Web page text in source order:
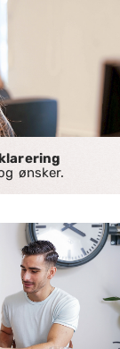
ønsker.